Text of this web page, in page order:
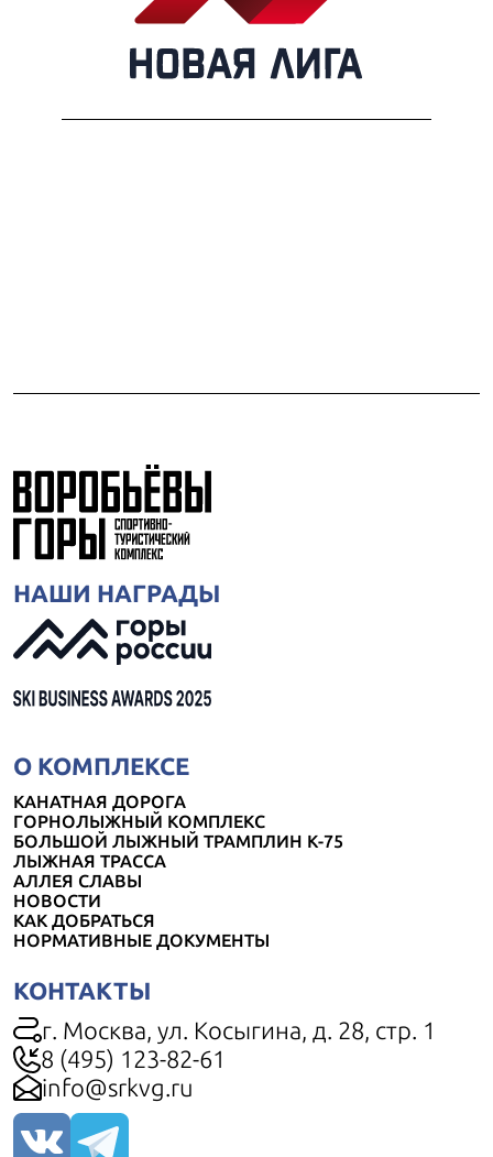
НАШИ НАГРАДЫ
О КОМПЛЕКСЕ
КАНАТНАЯ ДОРОГА
ГОРНОЛЫЖНЫЙ КОМПЛЕКС
БОЛЬШОЙ ЛЫЖНЫЙ ТРАМПЛИН К-75
ЛЫЖНАЯ ТРАССА
АЛЛЕЯ СЛАВЫ
НОВОСТИ
КАК ДОБРАТЬСЯ
НОРМАТИВНЫЕ ДОКУМЕНТЫ
КОНТАКТЫ
г. Москва, ул. Косыгина, д. 28, стр. 1
8 (495) 123-82-61
info@srkvg.ru